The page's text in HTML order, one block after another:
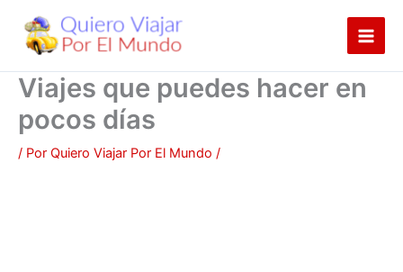
contenido
Viajes que puedes hacer en
pocos días
/ Por Quiero Viajar Por El Mundo /